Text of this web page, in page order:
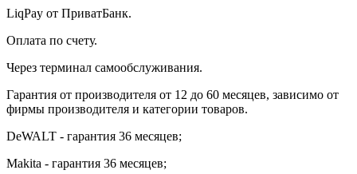
LiqPay от ПриватБанк.
Оплата по счету.
Через терминал самообслуживания.
Гарантия от производителя от 12 до 60 месяцев, зависимо от
фирмы производителя и категории товаров.
DeWALT - гарантия 36 месяцев;
Makita - гарантия 36 месяцев;